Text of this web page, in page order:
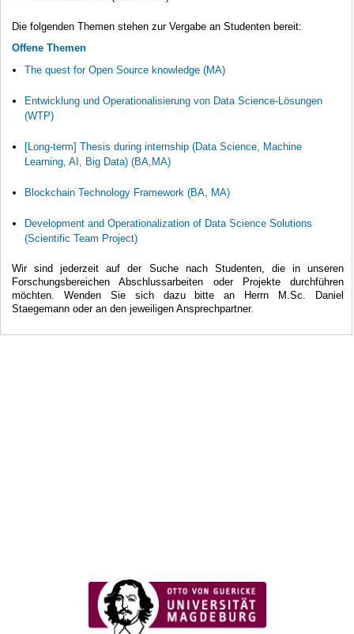
Die folgenden Themen stehen zur Vergabe an Studenten bereit:
Offene Themen
The quest for Open Source knowledge (MA)
Entwicklung und Operationalisierung von Data Science-Lösungen
(WTP)
[Long-term] Thesis during internship (Data Science, Machine
Learning, AI, Big Data) (BA,MA)
Blockchain Technology Framework (BA, MA)
Development and Operationalization of Data Science Solutions
(Scientific Team Project)
Wir sind jederzeit auf der Suche nach Studenten, die in unseren
Forschungsbereichen Abschlussarbeiten oder Projekte durchführen
möchten. Wenden Sie sich dazu bitte an Herrn M.Sc. Daniel
Staegemann oder an den jeweiligen Ansprechpartner.